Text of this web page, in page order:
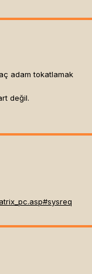
adam tokatlamak
değil.